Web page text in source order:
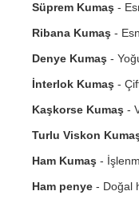
Süprem Kumaş -
Ribana Kumaş -
Denye Kumaş -
İnterlok Kumaş -
Kaşkorse Kumaş -
Turlu Viskon
Ham Kumaş -
Ham penye - Doğal